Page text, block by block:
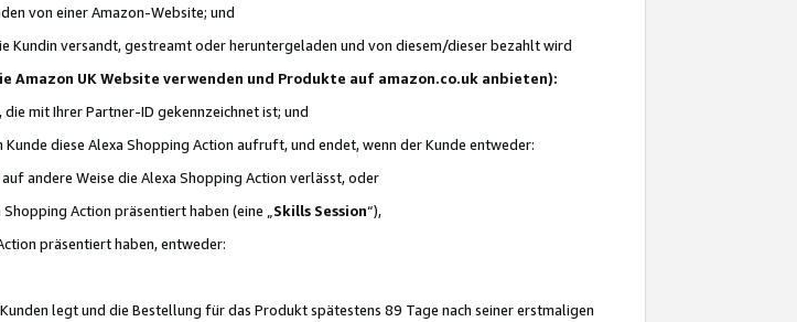
von einer Amazon-Website; und
versandt, gestreamt oder heruntergeladen und von diesem/dieser bezahlt wird
UK Website verwenden und Produkte auf amazon.co.uk anbieten):
mit Ihrer Partner-ID gekennzeichnet ist; und
diese Alexa Shopping Action aufruft, und endet, wenn der Kunde entweder:
andere Weise die Alexa Shopping Action verlässt, oder
Action präsentiert haben (eine „ Skills Session“),
präsentiert haben, entweder:
legt und die Bestellung für das Produkt spätestens 89 Tage nach seiner erstmaligen